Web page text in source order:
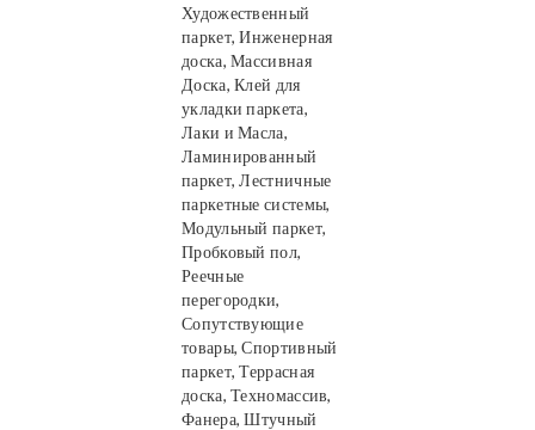
Художественный
паркет, Инженерная
доска, Массивная
Доска, Клей для
укладки паркета,
Лаки и Масла,
Ламинированный
паркет, Лестничные
паркетные системы,
Модульный паркет,
Пробковый пол,
Реечные
перегородки,
Сопутствующие
товары, Спортивный
паркет, Террасная
доска, Техномассив,
Фанера, Штучный